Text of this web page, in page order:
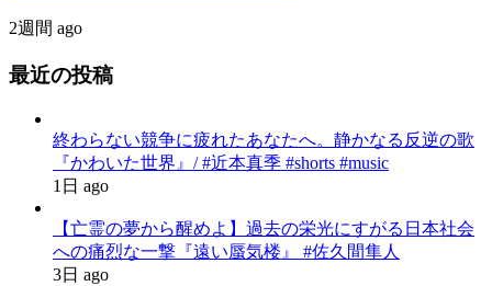
2週間 ago
最近の投稿
終わらない競争に疲れたあなたへ。静かなる反逆の歌
『かわいた世界』/ #近本真季 #shorts #music
1日 ago
【亡霊の夢から醒めよ】過去の栄光にすがる日本社会
への痛烈な一撃『遠い蜃気楼』 #佐久間隼人
3日 ago